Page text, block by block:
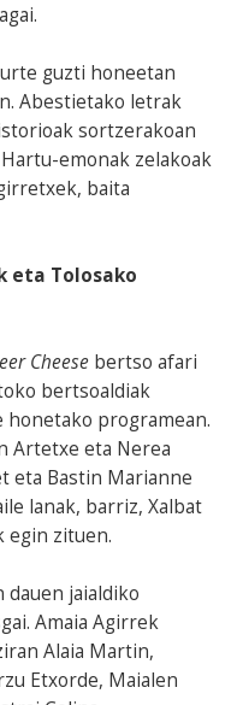
urte guzti honeetan
Abestietako letrak
sortzerakoan
emonak zelakoak
baita
eta Tolosako
Cheese bertso afari
bertsoaldiak
honetako programean.
Artetxe eta Nerea
eta Bastin Marianne
lanak, barriz, Xalbat
egin zituen.
jaialdiko
Amaia Agirrek
Alaia Martin,
Etxorde, Maialen